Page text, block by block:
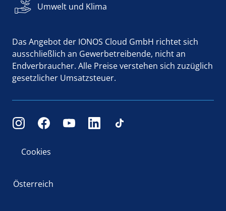
Umwelt und Klima
Das Angebot der IONOS Cloud GmbH richtet sich
ausschließlich an Gewerbetreibende, nicht an
Endverbraucher. Alle Preise verstehen sich zuzüglich
gesetzlicher Umsatzsteuer.
Cookies
Österreich